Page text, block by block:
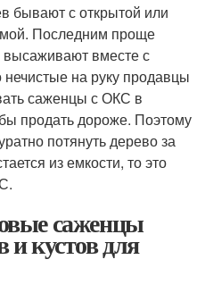
бывают с открытой или
Последним проще
высаживают вместе с
на руку продавцы
саженцы с ОКС в
продать дороже. Поэтому
потянуть дерево за
из емкости, то это
саженцы
и кустов для